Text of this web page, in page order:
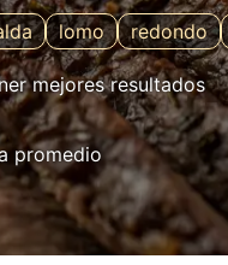
lomo redondo
mejores resultados
promedio